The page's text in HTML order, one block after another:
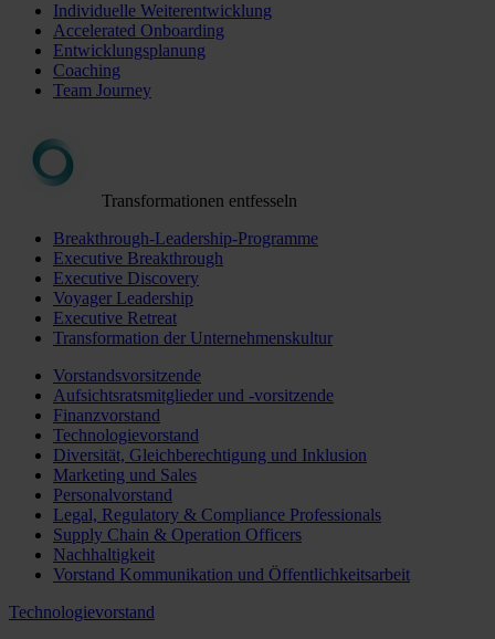
Individuelle Weiterentwicklung
Accelerated Onboarding
Entwicklungsplanung
Coaching
Team Journey
Transformationen entfesseln
Breakthrough-Leadership-Programme
Executive Breakthrough
Executive Discovery
Voyager Leadership
Executive Retreat
Transformation der Unternehmenskultur
Vorstandsvorsitzende
Aufsichtsratsmitglieder und -vorsitzende
Finanzvorstand
Technologievorstand
Diversität, Gleichberechtigung und Inklusion
Marketing und Sales
Personalvorstand
Legal, Regulatory & Compliance Professionals
Supply Chain & Operation Officers
Nachhaltigkeit
Vorstand Kommunikation und Öffentlichkeitsarbeit
Technologievorstand